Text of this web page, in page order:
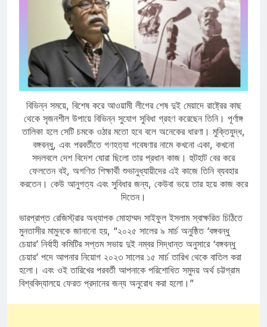
বিভিন্ন সময়ে, বিশেষ করে আওয়ামী লীগের শেষ দুই মেয়াদে রাষ্ট্রের কাছ
থেকে সৃজনশীল উপায়ে বিভিন্ন সুযোগ সুবিধা গ্রহণ করেছেন তিনি। পূর্ণাঙ্গ
তালিকা হলে সেটি চমকে ওঠার মতো হবে বলে অনেকের ধারণা। মুক্তিযুদ্ধ,
বঙ্গবন্ধু, এবং পরবর্তীতে গণহত্যা গবেষণার নামে কখনো একা, কখনো
সদলবলে দেশ বিদেশ ঘোরা ছিলো তার প্রধান কাজ। হুটহাট বের করে
ফেলতেন বই, অগণিত শিক্ষার্থী শুভানুধ্যায়ীদের এই কাজে তিনি ব্যবহার
করতেন। কেউ আনুগত্য এবং সুবিধার জন্য, কেউবা ভয়ে তার হয়ে কাজ করে
দিতেন।
ভারপ্রাপ্ত রেজিস্ট্রার অধ্যাপক মোহাম্মদ সাইফুল ইসলাম স্বাক্ষরিত চিঠিতে
মুনতাসীর মামুনকে জানানো হয়, “২০২৫ সালের ৯ মার্চ অনুষ্ঠিত ‘বঙ্গবন্ধু
চেয়ার’ নির্বাহী কমিটির সপ্তম সভায় দুই নম্বর সিদ্ধান্ত অনুসারে ‘বঙ্গবন্ধু
চেয়ার’ পদে আপনার নিয়োগ ২০২৩ সালের ১৫ মার্চ তারিখ থেকে বাতিল করা
হলো। এবং ওই তারিখের পরবর্তী আপনাকে পরিশোধিত সমুদয় অর্থ চট্টগ্রাম
বিশ্ববিদ্যালয়ে ফেরত প্রদানের জন্য অনুরোধ করা হলো।”